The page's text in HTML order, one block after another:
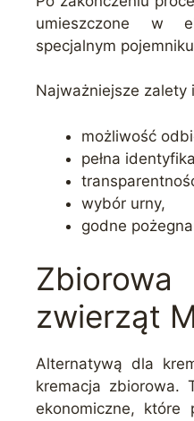
umieszczone w
specjalnym
Najważniejsze zalety
możliwość
pełna
wybór urny,
godne
zwierząt
Alternatywą dla
kremacja zbiorowa.
ekonomiczne, które